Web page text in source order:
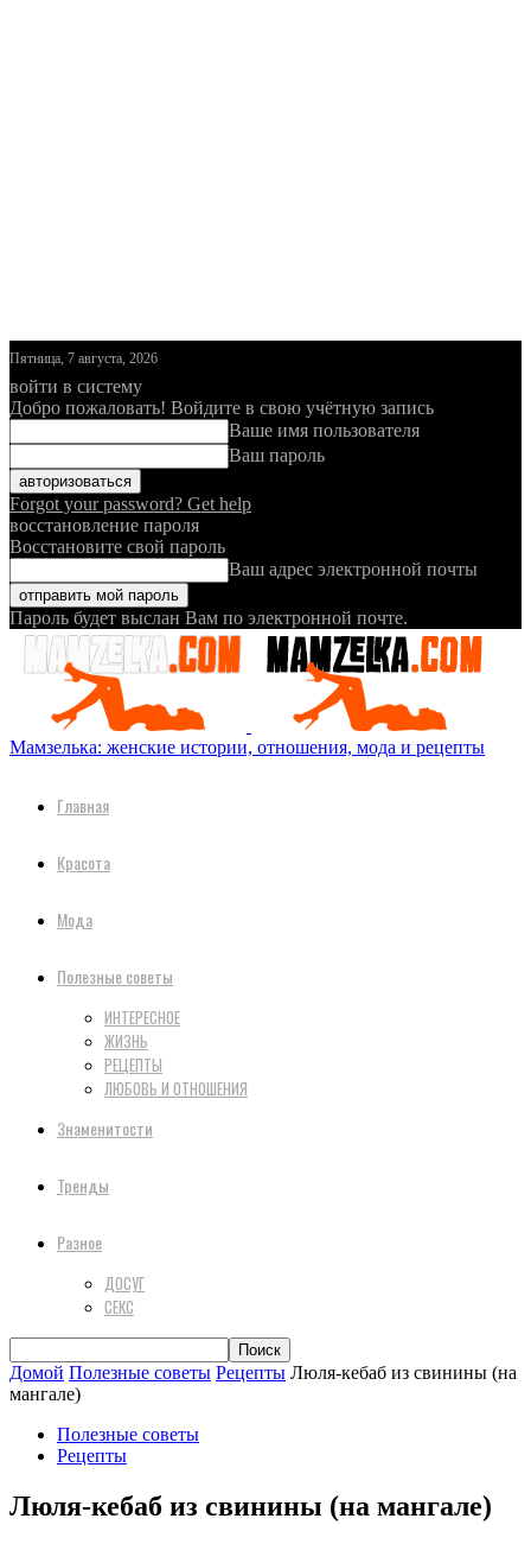
Пятница, 7 августа, 2026
войти в систему
Добро пожаловать! Войдите в свою учётную запись
Ваше имя пользователя
Ваш пароль
Forgot your password? Get help
восстановление пароля
Восстановите свой пароль
Ваш адрес электронной почты
Пароль будет выслан Вам по электронной почте.
Мамзелька: женские истории, отношения, мода и рецепты
Главная
Красота
Мода
Полезные советы
ИНТЕРЕСНОЕ
ЖИЗНЬ
РЕЦЕПТЫ
ЛЮБОВЬ И ОТНОШЕНИЯ
Знаменитости
Тренды
Разное
ДОСУГ
СЕКС
Домой Полезные советы Рецепты Люля-кебаб из свинины (на
мангале)
Полезные советы
Рецепты
Люля-кебаб из свинины (на мангале)